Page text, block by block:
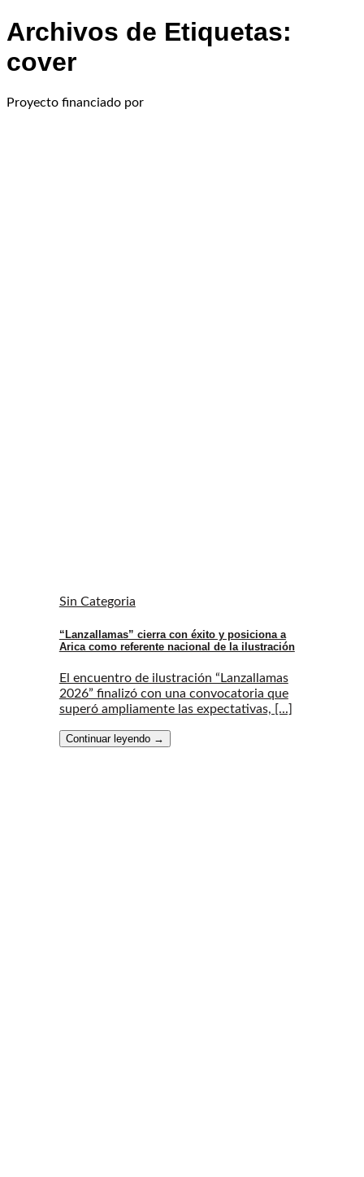
Archivos de Etiquetas:
cover
Proyecto financiado por
Sin Categoria
“Lanzallamas” cierra con éxito y posiciona a
Arica como referente nacional de la ilustración
El encuentro de ilustración “Lanzallamas
2026” finalizó con una convocatoria que
superó ampliamente las expectativas, [...]
Continuar leyendo →